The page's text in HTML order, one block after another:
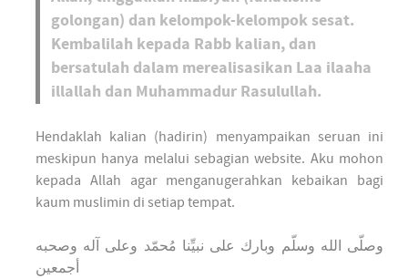
golongan) dan kelompok-kelompok sesat.
Kembalilah kepada Rabb kalian, dan
bersatulah dalam merealisasikan Laa ilaaha
illallah dan Muhammadur Rasulullah.
Hendaklah kalian (hadirin) menyampaikan seruan ini
meskipun hanya melalui sebagian website. Aku mohon
kepada Allah agar menganugerahkan kebaikan bagi
kaum muslimin di setiap tempat.
وصلّى الله وسلّم وبارك على نبيِّنا مُحمّد وعلى آله وصحبه
أجمعين